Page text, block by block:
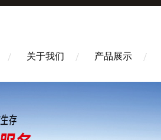
关于我们 产品展示